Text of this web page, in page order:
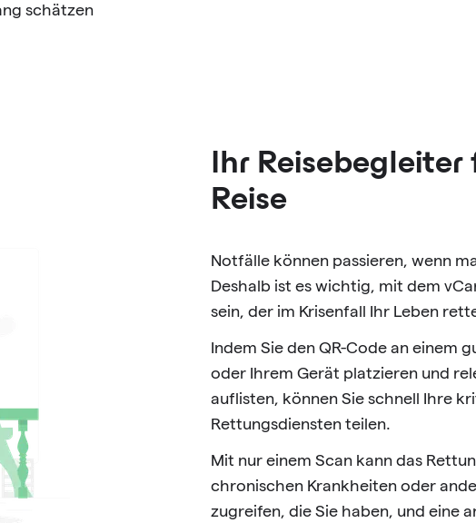
schätzen
Ihr
Reise
Notfälle können passieren, wenn
Deshalb ist es wichtig, mit dem
sein, der im Krisenfall Ihr Leben
Indem Sie den QR-Code an einem
oder Ihrem Gerät platzieren und
auflisten, können Sie schnell Ihre
Rettungsdiensten teilen.
Mit nur einem Scan kann das
chronischen Krankheiten oder
zugreifen, die Sie haben, und eine